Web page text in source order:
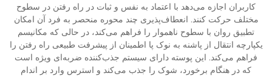
کاربران اجازه می‌دهد با اعتماد به نفس و ثبات در راه رفتن در سطوح
مختلف حرکت کنند. انعطاف‌پذیری چند محوره منحصر به فرد آن امکان
تطبیق روان با سطوح ناهموار را فراهم می‌کند، در حالی که مکانیسم
یکپارچه انتقال از پاشنه به نوک پا اطمینان از پیشرفت طبیعی راه رفتن را
فراهم می‌کند. این پوسته دارای سیستم جذب‌کننده ضربه‌ای ویژه است
که در هنگام برخورد، شوک را جذب می‌کند و استرس وارد بر اندام